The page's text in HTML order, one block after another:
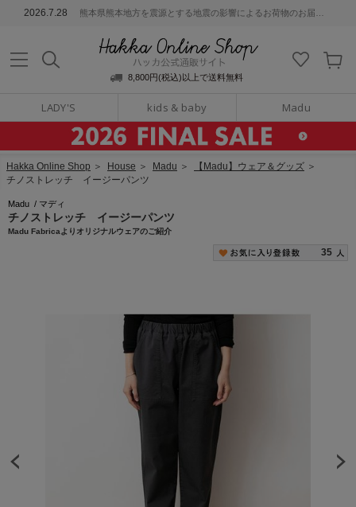
2026.7.28 熊本県熊本地方を震源とする地震の影響によるお荷物のお届けについて
8,800円(税込)以上で送料無料
LADY'S kids & baby Madu
通販サイト
Hakka Online Shop ＞ House ＞ Madu ＞ 【Madu】ウェア＆グッズ ＞
チノストレッチ イージーパンツ
Madu / マディ
チノストレッチ イージーパンツ
Madu Fabricaよりオリジナルウェアのご紹介
35